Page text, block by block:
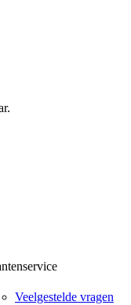
Veelgestelde vragen